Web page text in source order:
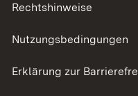
Rechtshinweise
Nutzungsbedingungen
Erklärung zur